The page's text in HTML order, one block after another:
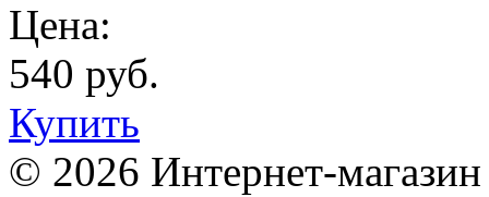
Цена:
540 руб.
Купить
© 2026 Интернет-